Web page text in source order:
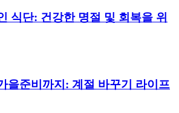
식단: 건강한 명절 및 회복을 위
을준비까지: 계절 바꾸기 라이프